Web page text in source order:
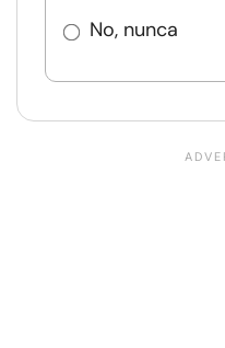
No, nunca